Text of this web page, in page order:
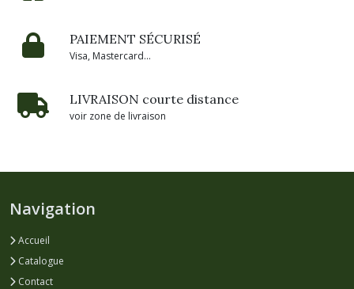
PAIEMENT SÉCURISÉ
Visa, Mastercard...
LIVRAISON courte distance
voir zone de livraison
Navigation
Accueil
Catalogue
Contact